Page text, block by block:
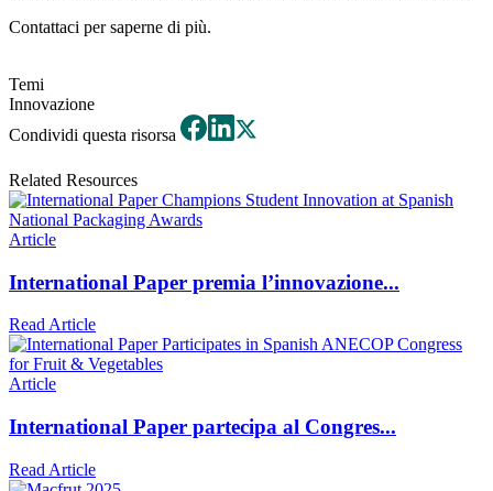
Contattaci per saperne di più.
Temi
Innovazione
Condividi questa risorsa
Related Resources
Article
International Paper premia l’innovazione...
Read Article
Article
International Paper partecipa al Congres...
Read Article